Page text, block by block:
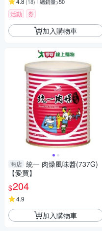
(18) 總銷量>50
活動 券
加入購物車
商店 統一 肉燥風味醬(737G)
【愛買】
$204
4.9
加入購物車